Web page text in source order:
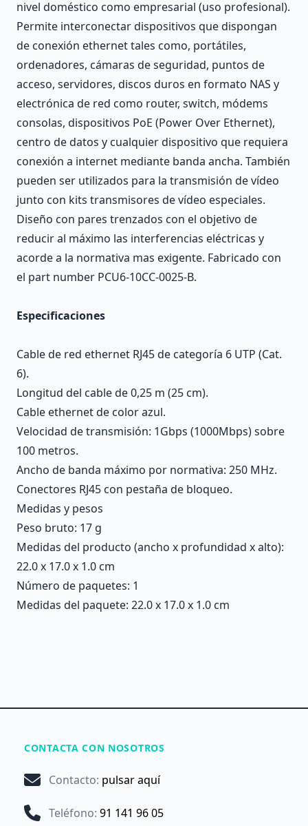
nivel doméstico como empresarial (uso profesional).
Permite interconectar dispositivos que dispongan
de conexión ethernet tales como, portátiles,
ordenadores, cámaras de seguridad, puntos de
acceso, servidores, discos duros en formato NAS y
electrónica de red como router, switch, módems
consolas, dispositivos PoE (Power Over Ethernet),
centro de datos y cualquier dispositivo que requiera
conexión a internet mediante banda ancha. También
pueden ser utilizados para la transmisión de vídeo
junto con kits transmisores de vídeo especiales.
Diseño con pares trenzados con el objetivo de
reducir al máximo las interferencias eléctricas y
acorde a la normativa mas exigente. Fabricado con
el part number PCU6-10CC-0025-B.
Especificaciones
Cable de red ethernet RJ45 de categoría 6 UTP (Cat.
6).
Longitud del cable de 0,25 m (25 cm).
Cable ethernet de color azul.
Velocidad de transmisión: 1Gbps (1000Mbps) sobre
100 metros.
Ancho de banda máximo por normativa: 250 MHz.
Conectores RJ45 con pestaña de bloqueo.
Medidas y pesos
Peso bruto: 17 g
Medidas del producto (ancho x profundidad x alto):
22.0 x 17.0 x 1.0 cm
Número de paquetes: 1
Medidas del paquete: 22.0 x 17.0 x 1.0 cm
CONTACTA CON NOSOTROS
Contacto: pulsar aquí
Teléfono: 91 141 96 05